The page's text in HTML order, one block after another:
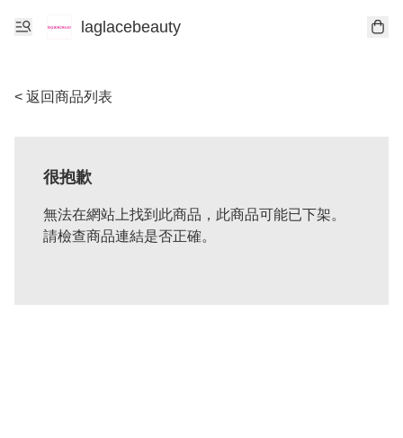
laglacebeauty
< 返回商品列表
很抱歉
無法在網站上找到此商品，此商品可能已下架。
請檢查商品連結是否正確。